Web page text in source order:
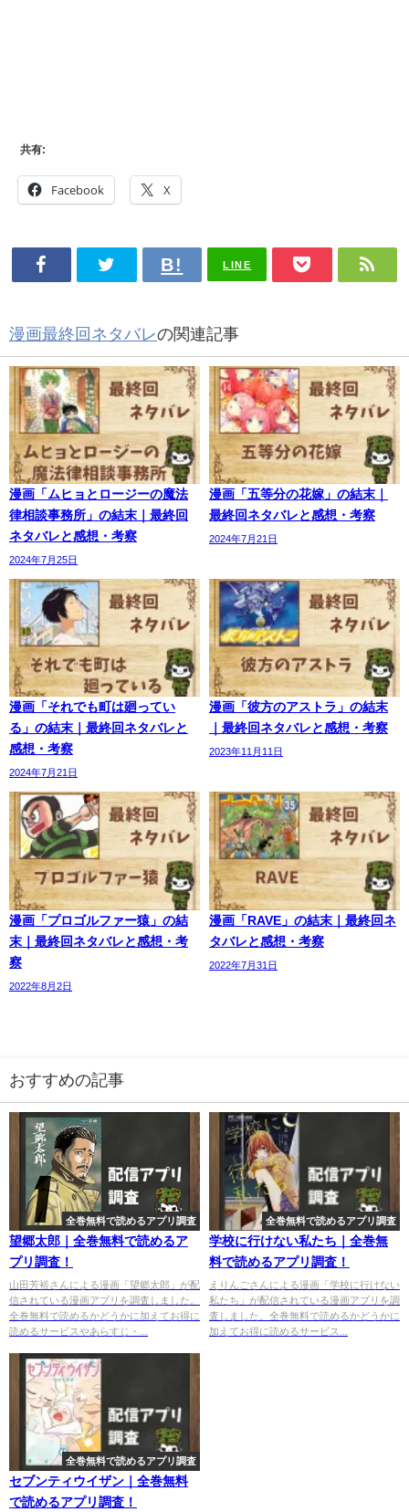
共有:
Facebook X
LINE
漫画最終回ネタバレの関連記事
漫画「ムヒョとロージーの魔法
律相談事務所」の結末｜最終回
ネタバレと感想・考察
2024年7月25日
漫画「五等分の花嫁」の結末｜
最終回ネタバレと感想・考察
2024年7月21日
漫画「それでも町は廻ってい
る」の結末｜最終回ネタバレと
感想・考察
2024年7月21日
漫画「彼方のアストラ」の結末
｜最終回ネタバレと感想・考察
2023年11月11日
漫画「プロゴルファー猿」の結
末｜最終回ネタバレと感想・考
察
2022年8月2日
漫画「RAVE」の結末｜最終回ネ
タバレと感想・考察
2022年7月31日
おすすめの記事
全巻無料で読めるアプリ調査
望郷太郎｜全巻無料で読めるア
プリ調査！
山田芳裕さんによる漫画「望郷太郎」が配
信されている漫画アプリを調査しました。
全巻無料で読めるかどうかに加えてお得に
読めるサービスやあらすじ・...
全巻無料で読めるアプリ調査
学校に行けない私たち｜全巻無
料で読めるアプリ調査！
えりんごさんによる漫画「学校に行けない
私たち」が配信されている漫画アプリを調
査しました。全巻無料で読めるかどうかに
加えてお得に読めるサービス...
全巻無料で読めるアプリ調査
セブンティウイザン｜全巻無料
で読めるアプリ調査！